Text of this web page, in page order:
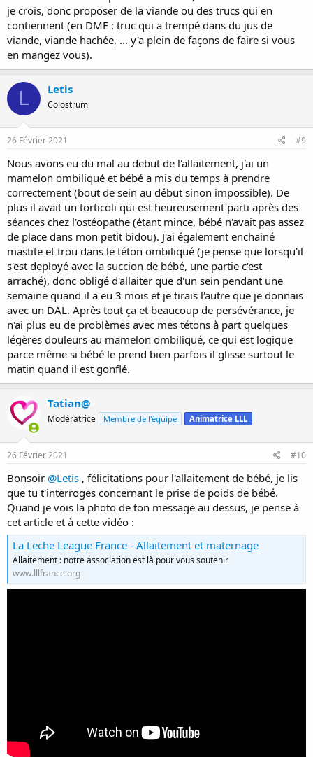
je crois, donc proposer de la viande ou des trucs qui en
contiennent (en DME : truc qui a trempé dans du jus de
viande, viande hachée, ... y'a plein de façons de faire si vous
en mangez vous).
L Letis
Colostrum
26 Février 2021 #9
Nous avons eu du mal au debut de l'allaitement, j'ai un
mamelon ombiliqué et bébé a mis du temps à prendre
correctement (bout de sein au début sinon impossible). De
plus il avait un torticoli qui est heureusement parti après des
séances chez l'ostéopathe (étant mince, bébé n'avait pas assez
de place dans mon petit bidou). J'ai également enchainé
mastite et trou dans le téton ombiliqué (je pense que lorsqu'il
s'est deployé avec la succion de bébé, une partie c'est
arraché), donc obligé d'allaiter que d'un sein pendant une
semaine quand il a eu 3 mois et je tirais l'autre que je donnais
avec un DAL. Après tout ça et beaucoup de persévérance, je
n'ai plus eu de problèmes avec mes tétons à part quelques
légères douleurs au mamelon ombiliqué, ce qui est logique
parce même si bébé le prend bien parfois il glisse surtout le
matin quand il est gonflé.
Tatian@
Modératrice Membre de l'équipe Animatrice LLL
26 Février 2021 #10
Bonsoir @Letis , félicitations pour l'allaitement de bébé, je lis
que tu t'interroges concernant le prise de poids de bébé.
Quand je vois la photo de ton message au dessus, je pense à
cet article et à cette vidéo :
La Leche League France - Allaitement et maternage
Allaitement : notre association est là pour vous soutenir
www.lllfrance.org